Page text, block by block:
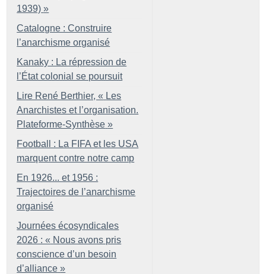
1939) »
Catalogne : Construire
l’anarchisme organisé
Kanaky : La répression de
l’État colonial se poursuit
Lire René Berthier, « Les
Anarchistes et l’organisation.
Plateforme-Synthèse »
Football : La FIFA et les USA
marquent contre notre camp
En 1926... et 1956 :
Trajectoires de l’anarchisme
organisé
Journées écosyndicales
2026 : « Nous avons pris
conscience d’un besoin
d’alliance »